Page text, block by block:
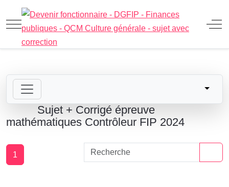
Mobile Menu Toggle Off-
Sujet + Corrigé épreuve
mathématiques Contrôleur FIP 2024
1